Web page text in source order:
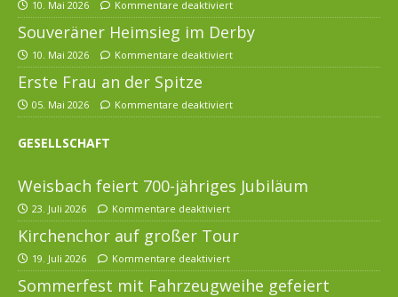
10. Mai 2026 Kommentare deaktiviert
Souveräner Heimsieg im Derby
10. Mai 2026 Kommentare deaktiviert
Erste Frau an der Spitze
05. Mai 2026 Kommentare deaktiviert
GESELLSCHAFT
Weisbach feiert 700-jähriges Jubiläum
23. Juli 2026 Kommentare deaktiviert
Kirchenchor auf großer Tour
19. Juli 2026 Kommentare deaktiviert
Sommerfest mit Fahrzeugweihe gefeiert